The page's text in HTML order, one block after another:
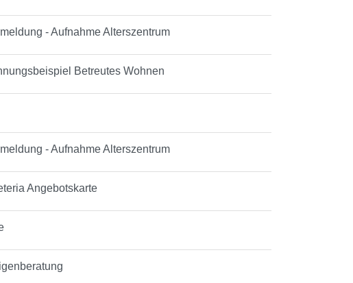
- Aufnahme Alterszentrum
Betreutes Wohnen
- Aufnahme Alterszentrum
Angebotskarte